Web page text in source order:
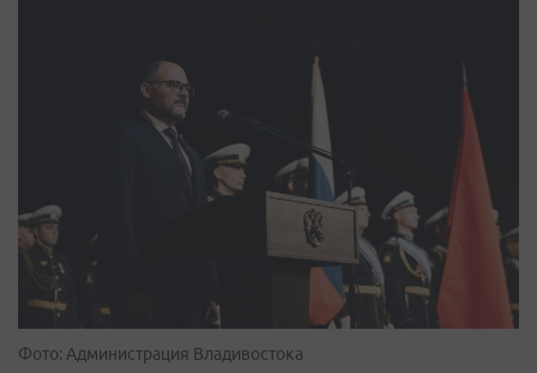
Фото: Администрация Владивостока